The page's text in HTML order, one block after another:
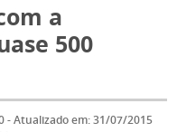
a
500
- Atualizado em: 31/07/2015